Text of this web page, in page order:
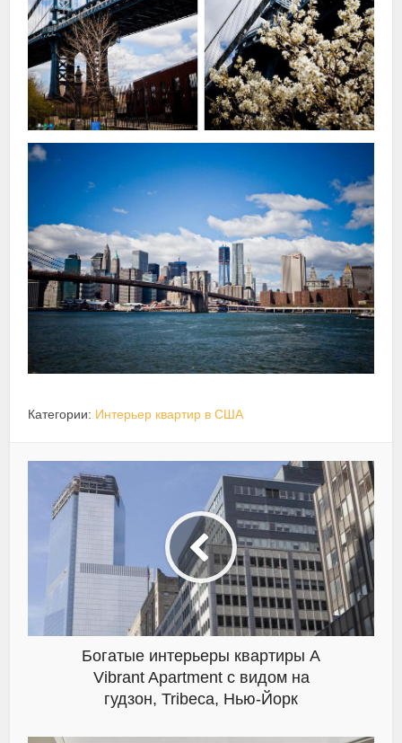
Категории: Интерьер квартир в США
Богатые интерьеры квартиры A
Vibrant Apartment с видом на
гудзон, Tribeca, Нью-Йорк